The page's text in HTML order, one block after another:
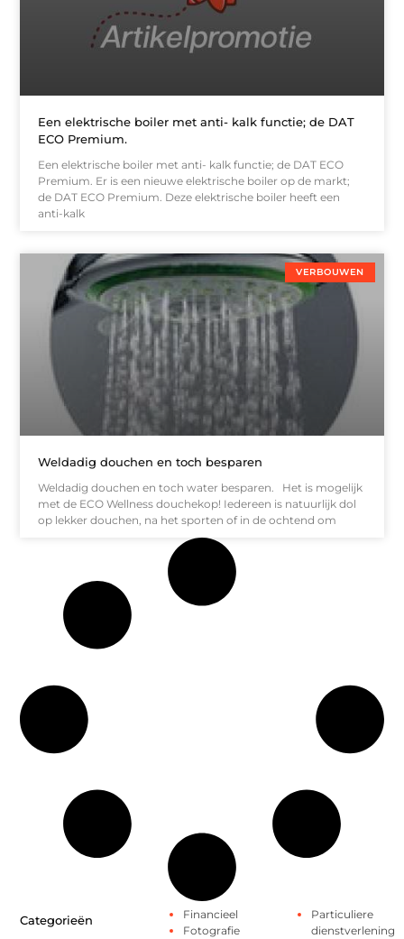
Een elektrische boiler met anti- kalk functie; de DAT
ECO Premium.
Een elektrische boiler met anti- kalk functie; de DAT ECO
Premium. Er is een nieuwe elektrische boiler op de markt;
de DAT ECO Premium. Deze elektrische boiler heeft een
anti-kalk
VERBOUWEN
Weldadig douchen en toch besparen
Weldadig douchen en toch water besparen. Het is mogelijk
met de ECO Wellness douchekop! Iedereen is natuurlijk dol
op lekker douchen, na het sporten of in de ochtend om
Categorieën
Financieel
Fotografie
Particuliere
dienstverlening